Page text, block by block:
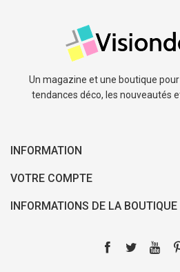
Un magazine et une boutique
tendances déco, les nouveautés
INFORMATION
VOTRE COMPTE
INFORMATIONS DE LA BOUTIQUE